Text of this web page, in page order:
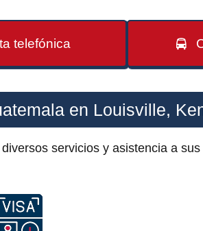
telefónica
en Louisville,
servicios y asistencia a